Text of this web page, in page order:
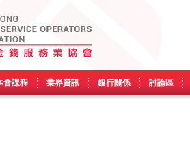
會課程 業界資訊 銀行關係 討論區